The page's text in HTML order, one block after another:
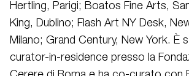
Hertling, Parigi; Boatos Fine Arts,
King, Dublino; Flash Art NY Desk,
Milano; Grand Century, New York. È
curator-in-residence presso la